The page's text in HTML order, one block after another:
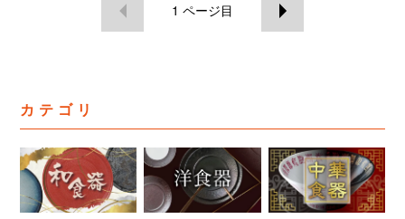
1 ページ目
カテゴリ